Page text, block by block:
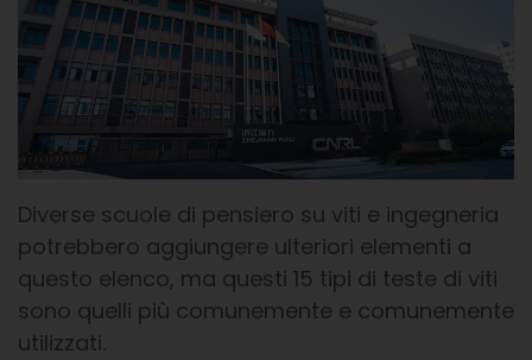
Diverse scuole di pensiero su viti e ingegneria
potrebbero aggiungere ulteriori elementi a
questo elenco, ma questi 15 tipi di teste di viti
sono quelli più comunemente e comunemente
utilizzati.